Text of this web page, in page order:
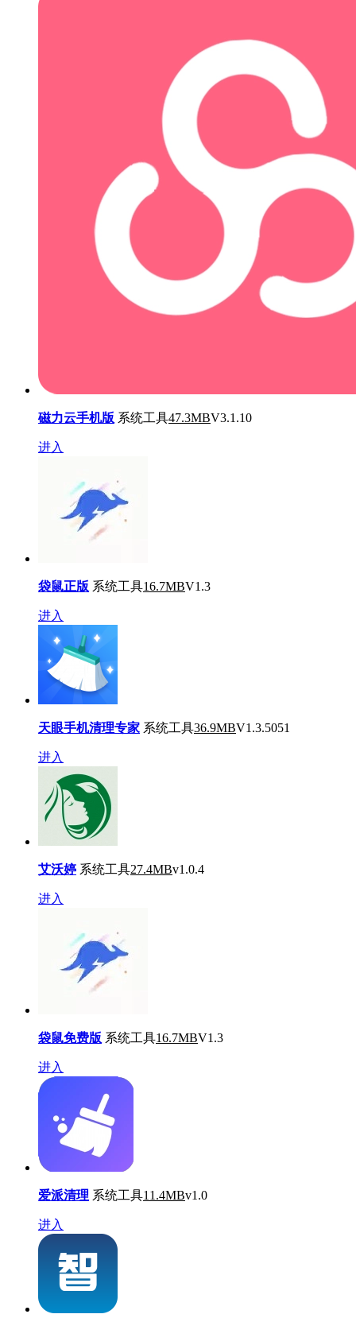
磁力云手机版 系统工具47.3MBV3.1.10
进入
袋鼠正版 系统工具16.7MBV1.3
进入
天眼手机清理专家 系统工具36.9MBV1.3.5051
进入
艾沃婷 系统工具27.4MBv1.0.4
进入
袋鼠免费版 系统工具16.7MBV1.3
进入
爱派清理 系统工具11.4MBv1.0
进入